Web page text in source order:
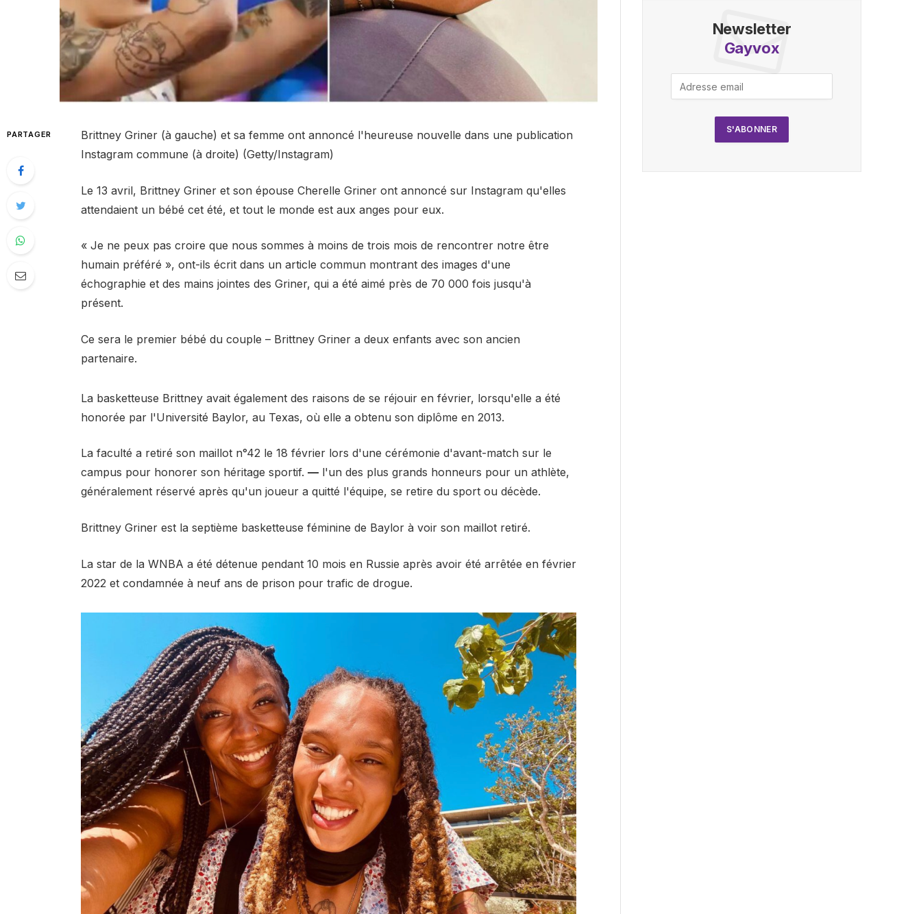
PARTAGER
Brittney Griner (à gauche) et sa femme ont annoncé l'heureuse nouvelle dans une publication
Instagram commune (à droite) (Getty/Instagram)
Le 13 avril, Brittney Griner et son épouse Cherelle Griner ont annoncé sur Instagram qu'elles
attendaient un bébé cet été, et tout le monde est aux anges pour eux.
« Je ne peux pas croire que nous sommes à moins de trois mois de rencontrer notre être
humain préféré », ont-ils écrit dans un article commun montrant des images d'une
échographie et des mains jointes des Griner, qui a été aimé près de 70 000 fois jusqu'à
présent.
Ce sera le premier bébé du couple – Brittney Griner a deux enfants avec son ancien
partenaire.
La basketteuse Brittney avait également des raisons de se réjouir en février, lorsqu'elle a été
honorée par l'Université Baylor, au Texas, où elle a obtenu son diplôme en 2013.
La faculté a retiré son maillot n°42 le 18 février lors d'une cérémonie d'avant-match sur le
campus pour honorer son héritage sportif. —l'un des plus grands honneurs pour un athlète,
généralement réservé après qu'un joueur a quitté l'équipe, se retire du sport ou décède.
Brittney Griner est la septième basketteuse féminine de Baylor à voir son maillot retiré.
La star de la WNBA a été détenue pendant 10 mois en Russie après avoir été arrêtée en février
2022 et condamnée à neuf ans de prison pour trafic de drogue.
Newsletter
Gayvox